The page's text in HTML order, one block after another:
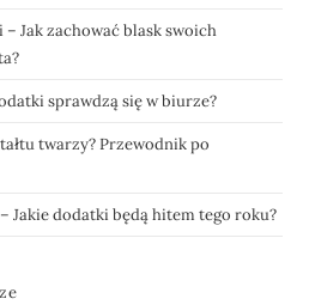
Jak zachować blask swoich
sprawdzą się w biurze?
twarzy? Przewodnik po
Jakie dodatki będą hitem tego roku?